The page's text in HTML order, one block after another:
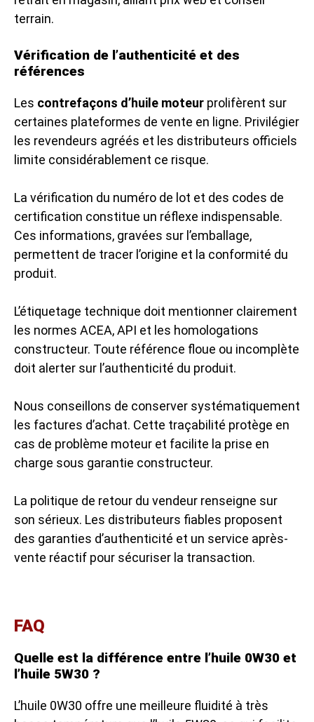
terrain.
Vérification de l’authenticité et des
références
Les contrefaçons d’huile moteur prolifèrent sur
certaines plateformes de vente en ligne. Privilégier
les revendeurs agréés et les distributeurs officiels
limite considérablement ce risque.
La vérification du numéro de lot et des codes de
certification constitue un réflexe indispensable.
Ces informations, gravées sur l’emballage,
permettent de tracer l’origine et la conformité du
produit.
L’étiquetage technique doit mentionner clairement
les normes ACEA, API et les homologations
constructeur. Toute référence floue ou incomplète
doit alerter sur l’authenticité du produit.
Nous conseillons de conserver systématiquement
les factures d’achat. Cette traçabilité protège en
cas de problème moteur et facilite la prise en
charge sous garantie constructeur.
La politique de retour du vendeur renseigne sur
son sérieux. Les distributeurs fiables proposent
des garanties d’authenticité et un service après-
vente réactif pour sécuriser la transaction.
FAQ
Quelle est la différence entre l’huile 0W30 et
l’huile 5W30 ?
L’huile 0W30 offre une meilleure fluidité à très